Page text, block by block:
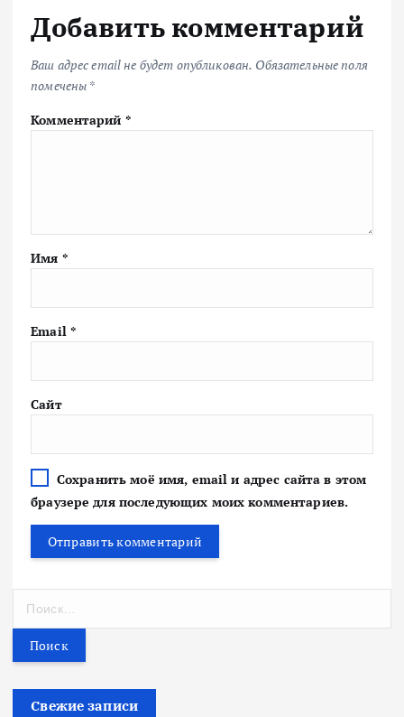
Добавить комментарий
Ваш адрес email не будет опубликован. Обязательные поля
помечены *
Комментарий *
Имя *
Email *
Сайт
Сохранить моё имя, email и адрес сайта в этом
браузере для последующих моих комментариев.
т
Свежие записи